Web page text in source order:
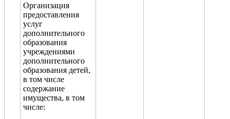
Организация
предоставления
услуг
дополнительного
образования
учреждениями
дополнительного
образования детей,
в том числе
содержание
имущества, в том
числе: